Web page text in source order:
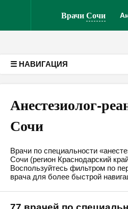
ВрачиСочи
☰ НАВИГАЦИЯ
Анестезиолог-
Сочи
Врачи по специальности
Сочи (регион Краснодарский
Воспользуйтесь фильтром по
врача для более быстрой